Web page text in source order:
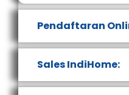
Pendaftaran
Sales IndiHome: